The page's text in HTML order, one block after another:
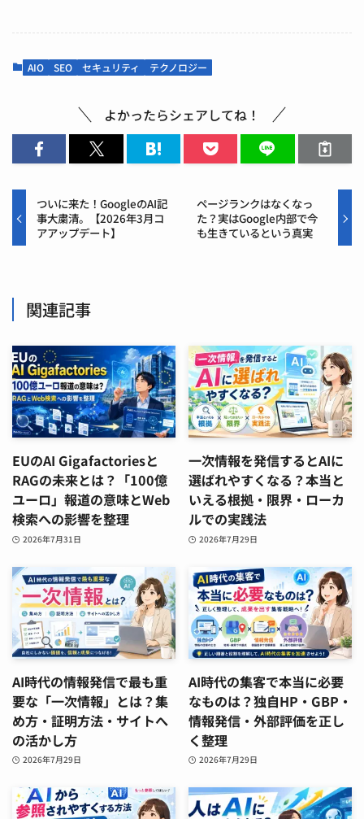
AIO SEO セキュリティ テクノロジー
よかったらシェアしてね！
ついに来た！GoogleのAI記
事大粛清。【2026年3月コ
アアップデート】
ページランクはなくなっ
た？実はGoogle内部で今
も生きているという真実
関連記事
EUのAI Gigafactoriesと
RAGの未来とは？「100億
ユーロ」報道の意味とWeb
検索への影響を整理
2026年7月31日
一次情報を発信するとAIに
選ばれやすくなる？本当と
いえる根拠・限界・ローカ
ルでの実践法
2026年7月29日
AI時代の情報発信で最も重
要な「一次情報」とは？集
め方・証明方法・サイトへ
の活かし方
2026年7月29日
AI時代の集客で本当に必要
なものは？独自HP・GBP・
情報発信・外部評価を正し
く整理
2026年7月29日